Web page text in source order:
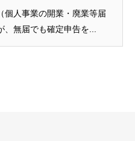
個人事業の開業・廃業等届
、無届でも確定申告を...